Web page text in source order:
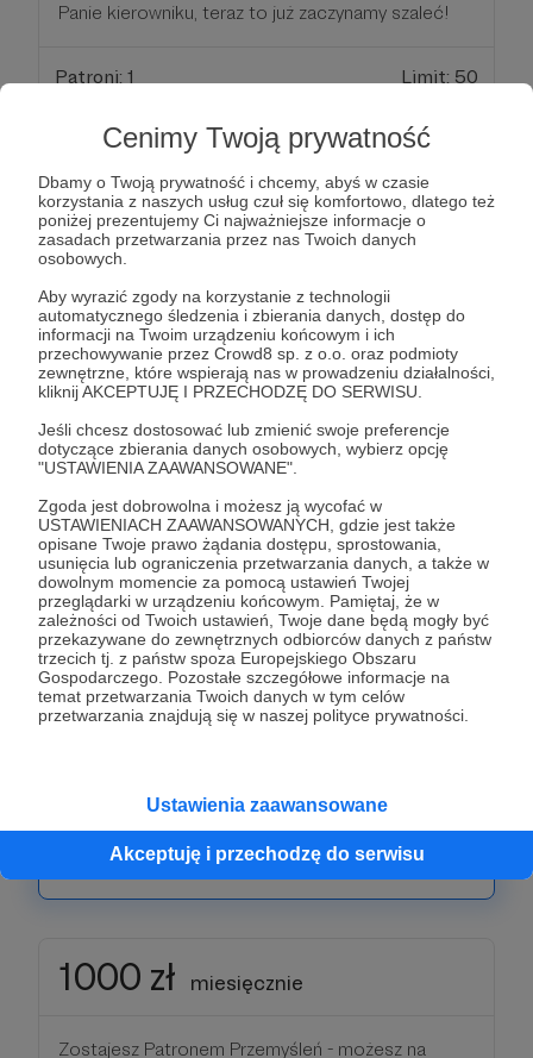
Cenimy Twoją prywatność
Dbamy o Twoją prywatność i chcemy, abyś w czasie
korzystania z naszych usług czuł się komfortowo, dlatego też
poniżej prezentujemy Ci najważniejsze informacje o
zasadach przetwarzania przez nas Twoich danych
osobowych.
Aby wyrazić zgody na korzystanie z technologii
automatycznego śledzenia i zbierania danych, dostęp do
informacji na Twoim urządzeniu końcowym i ich
przechowywanie przez Crowd8 sp. z o.o. oraz podmioty
zewnętrzne, które wspierają nas w prowadzeniu działalności,
kliknij AKCEPTUJĘ I PRZECHODZĘ DO SERWISU.
Jeśli chcesz dostosować lub zmienić swoje preferencje
dotyczące zbierania danych osobowych, wybierz opcję
"USTAWIENIA ZAAWANSOWANE".
Zgoda jest dobrowolna i możesz ją wycofać w
USTAWIENIACH ZAAWANSOWANYCH, gdzie jest także
opisane Twoje prawo żądania dostępu, sprostowania,
usunięcia lub ograniczenia przetwarzania danych, a także w
dowolnym momencie za pomocą ustawień Twojej
przeglądarki w urządzeniu końcowym. Pamiętaj, że w
zależności od Twoich ustawień, Twoje dane będą mogły być
przekazywane do zewnętrznych odbiorców danych z państw
trzecich tj. z państw spoza Europejskiego Obszaru
Gospodarczego. Pozostałe szczegółowe informacje na
temat przetwarzania Twoich danych w tym celów
przetwarzania znajdują się w naszej polityce prywatności.
Ustawienia zaawansowane
Akceptuję i przechodzę do serwisu
Panie kierowniku, teraz to już zaczynamy szaleć!
Patroni: 1 Limit: 50
50 zł miesięcznie
Dostajesz ode mnie książkę. Bez jaj.
Patroni: 1 Limit: 50
100 zł miesięcznie
Jest milion sposobów, jak wydać stówę - Ty
wybrałeś, aś, aby wesprzeć moją działalność...
Crazy!
Patroni: 1 Limit: 20
500 zł
Pozdrowienia w odcinku? Proszę bardzo!
Patroni: 0 Limit: 3
1000 zł miesięcznie
Zostajesz Patronem Przemyśleń - możesz na